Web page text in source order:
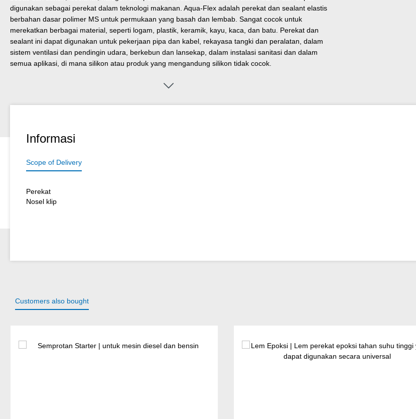
digunakan sebagai perekat dalam teknologi makanan. Aqua-Flex adalah perekat dan sealant elastis
berbahan dasar polimer MS untuk permukaan yang basah dan lembab. Sangat cocok untuk
merekatkan berbagai material, seperti logam, plastik, keramik, kayu, kaca, dan batu. Perekat dan
sealant ini dapat digunakan untuk pekerjaan pipa dan kabel, rekayasa tangki dan peralatan, dalam
sistem ventilasi dan pendingin udara, berkebun dan lansekap, dalam instalasi sanitasi dan dalam
semua aplikasi, di mana silikon atau produk yang mengandung silikon tidak cocok.
Informasi
Scope of Delivery
Perekat
Nosel klip
Customers also bought